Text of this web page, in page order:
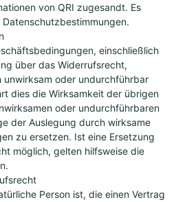
von QRI zugesandt. Es
einschließlich
über das Widerrufsrecht,
oder undurchführbar
dies die Wirksamkeit der übrigen
oder undurchführbaren
der Auslegung durch wirksame
zu ersetzen. Ist eine Ersetzung
möglich, gelten hilfsweise die
Person ist, die einen Vertrag